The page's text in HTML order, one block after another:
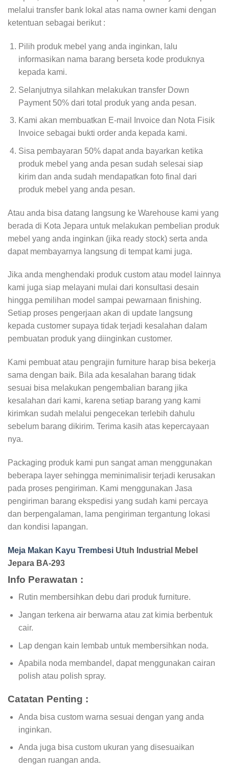
melalui transfer bank lokal atas nama owner kami dengan
ketentuan sebagai berikut :
Pilih produk mebel yang anda inginkan, lalu
informasikan nama barang berseta kode produknya
kepada kami.
Selanjutnya silahkan melakukan transfer Down
Payment 50% dari total produk yang anda pesan.
Kami akan membuatkan E-mail Invoice dan Nota Fisik
Invoice sebagai bukti order anda kepada kami.
Sisa pembayaran 50% dapat anda bayarkan ketika
produk mebel yang anda pesan sudah selesai siap
kirim dan anda sudah mendapatkan foto final dari
produk mebel yang anda pesan.
Atau anda bisa datang langsung ke Warehouse kami yang
berada di Kota Jepara untuk melakukan pembelian produk
mebel yang anda inginkan (jika ready stock) serta anda
dapat membayarnya langsung di tempat kami juga.
Jika anda menghendaki produk custom atau model lainnya
kami juga siap melayani mulai dari konsultasi desain
hingga pemilihan model sampai pewarnaan finishing.
Setiap proses pengerjaan akan di update langsung
kepada customer supaya tidak terjadi kesalahan dalam
pembuatan produk yang diinginkan customer.
Kami pembuat atau pengrajin furniture harap bisa bekerja
sama dengan baik. Bila ada kesalahan barang tidak
sesuai bisa melakukan pengembalian barang jika
kesalahan dari kami, karena setiap barang yang kami
kirimkan sudah melalui pengecekan terlebih dahulu
sebelum barang dikirim. Terima kasih atas kepercayaan
nya.
Packaging produk kami pun sangat aman menggunakan
beberapa layer sehingga meminimalisir terjadi kerusakan
pada proses pengiriman. Kami menggunakan Jasa
pengiriman barang ekspedisi yang sudah kami percaya
dan berpengalaman, lama pengiriman tergantung lokasi
dan kondisi lapangan.
Meja Makan Kayu Trembesi Utuh Industrial Mebel
Jepara BA-293
Info Perawatan :
Rutin membersihkan debu dari produk furniture.
Jangan terkena air berwarna atau zat kimia berbentuk
cair.
Lap dengan kain lembab untuk membersihkan noda.
Apabila noda membandel, dapat menggunakan cairan
polish atau polish spray.
Catatan Penting :
Anda bisa custom warna sesuai dengan yang anda
inginkan.
Anda juga bisa custom ukuran yang disesuaikan
dengan ruangan anda.